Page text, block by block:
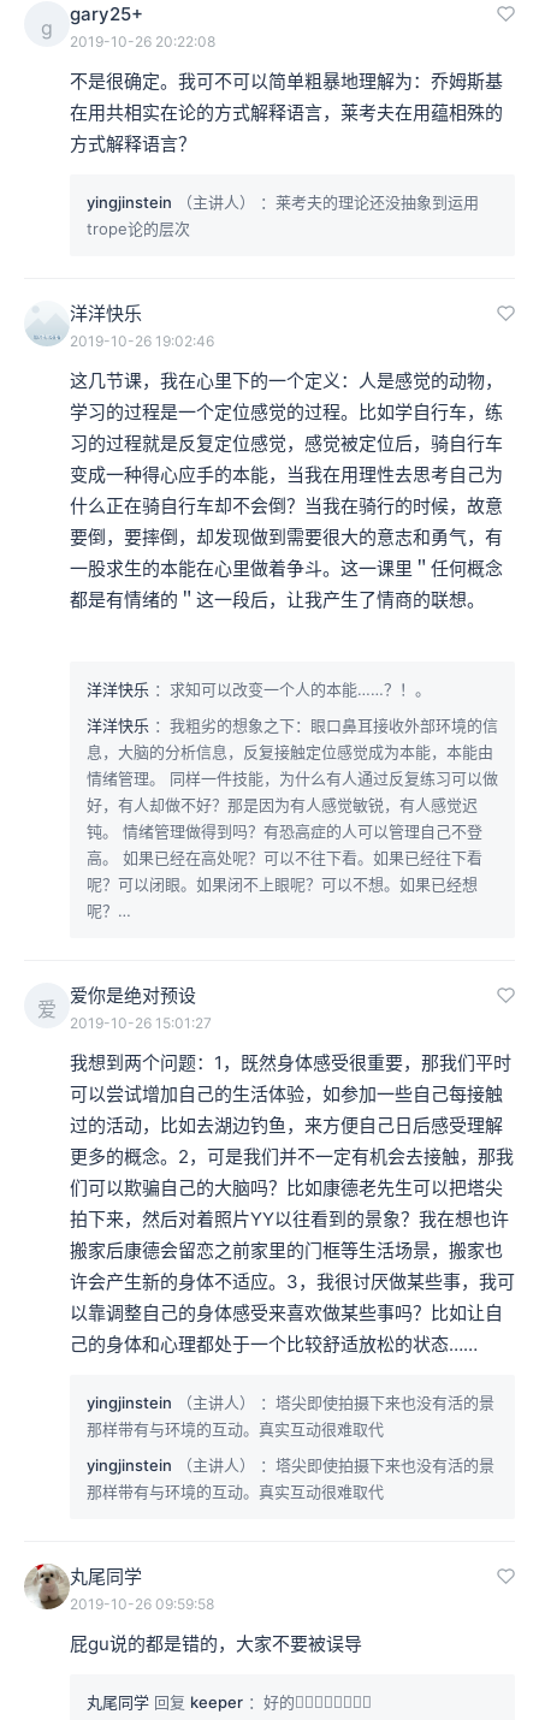
g
gary25+
2019-10-26 20:22:08
不是很确定。我可不可以简单粗暴地理解为：乔姆斯基
在用共相实在论的方式解释语言，莱考夫在用蕴相殊的
方式解释语言？
yingjinstein （主讲人）
：莱考夫的理论还没抽象到运用
trope论的层次
洋洋快乐
2019-10-26 19:02:46
这几节课，我在心里下的一个定义：人是感觉的动物，
学习的过程是一个定位感觉的过程。比如学自行车，练
习的过程就是反复定位感觉，感觉被定位后，骑自行车
变成一种得心应手的本能，当我在用理性去思考自己为
什么正在骑自行车却不会倒？当我在骑行的时候，故意
要倒，要摔倒，却发现做到需要很大的意志和勇气，有
一股求生的本能在心里做着争斗。这一课里＂任何概念
都是有情绪的＂这一段后，让我产生了情商的联想。
洋洋快乐 ：求知可以改变一个人的本能……？！。
洋洋快乐 ：我粗劣的想象之下：眼口鼻耳接收外部环境的信
息，大脑的分析信息，反复接触定位感觉成为本能，本能由
情绪管理。 同样一件技能，为什么有人通过反复练习可以做
好，有人却做不好？那是因为有人感觉敏锐，有人感觉迟
钝。 情绪管理做得到吗？有恐高症的人可以管理自己不登
高。 如果已经在高处呢？可以不往下看。如果已经往下看
呢？可以闭眼。如果闭不上眼呢？可以不想。如果已经想
呢？…
爱
爱你是绝对预设
2019-10-26 15:01:27
我想到两个问题：1，既然身体感受很重要，那我们平时
可以尝试增加自己的生活体验，如参加一些自己每接触
过的活动，比如去湖边钓鱼，来方便自己日后感受理解
更多的概念。2，可是我们并不一定有机会去接触，那我
们可以欺骗自己的大脑吗？比如康德老先生可以把塔尖
拍下来，然后对着照片YY以往看到的景象？我在想也许
搬家后康德会留恋之前家里的门框等生活场景，搬家也
许会产生新的身体不适应。3，我很讨厌做某些事，我可
以靠调整自己的身体感受来喜欢做某些事吗？比如让自
己的身体和心理都处于一个比较舒适放松的状态……
yingjinstein （主讲人）
：塔尖即使拍摄下来也没有活的景
那样带有与环境的互动。真实互动很难取代
yingjinstein
（主讲人）
：塔尖即使拍摄下来也没有活的景
那样带有与环境的互动。真实互动很难取代
丸尾同学
2019-10-26 09:59:58
屁gu说的都是错的，大家不要被误导
丸尾同学 回复 keeper ：好的👌🏻👌🏻👌🏻👌🏻